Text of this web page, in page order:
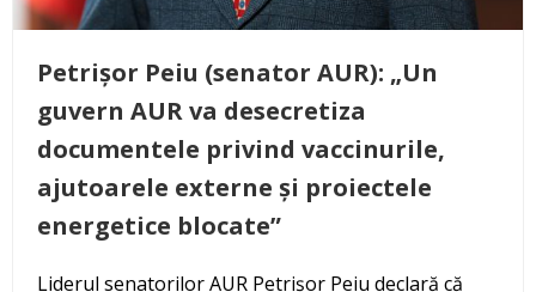
Petrișor Peiu (senator AUR): „Un
guvern AUR va desecretiza
documentele privind vaccinurile,
ajutoarele externe și proiectele
energetice blocate”
Liderul senatorilor AUR Petrișor Peiu declară că